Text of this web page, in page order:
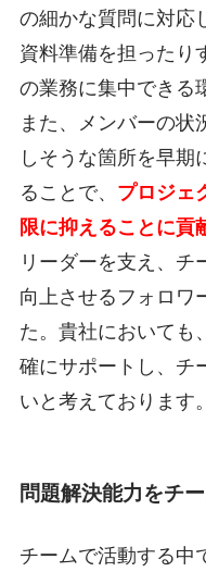
の細かな質問に対応
資料準備を担ったり
の業務に集中できる
また、メンバーの状
しそうな箇所を早期
ることで、 プロジェ
限に抑えることに貢
リーダーを支え、チ
向上させるフォロワ
た。貴社においても
確にサポートし、チ
いと考えております
問題解決能力をチ
チームで活動する中